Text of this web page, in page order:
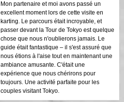
Mon partenaire et moi avons passé un
excellent moment lors de cette visite en
karting. Le parcours était incroyable, et
passer devant la Tour de Tokyo est quelque
chose que nous n'oublierons jamais. Le
guide était fantastique – il s'est assuré que
nous étions à l'aise tout en maintenant une
ambiance amusante. C'était une
expérience que nous chérirons pour
toujours. Une activité parfaite pour les
couples visitant Tokyo.